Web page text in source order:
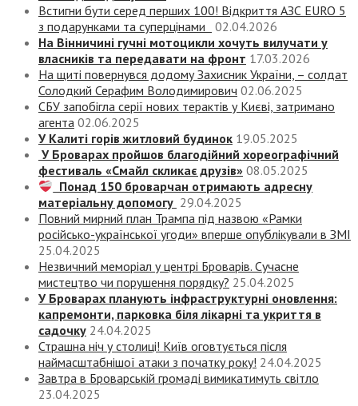
Встигни бути серед перших 100! Відкриття АЗС EURO 5
з подарунками та суперцінами
02.04.2026
На Вінничині гучні мотоцикли хочуть вилучати у
власників та передавати на фронт 17.03.2026
На щиті повернувся додому Захисник України, – солдат
Солодкий Серафим Володимирович 02.06.2025
СБУ запобігла серії нових терактів у Києві, затримано
агента 02.06.2025
У Калиті горів житловий будинок 19.05.2025
У Броварах пройшов благодійний хореографічний
фестиваль «Смайл скликає друзів» 08.05.2025
Понад 150 броварчан отримають адресну
матеріальну допомогу 29.04.2025
Повний мирний план Трампа під назвою «‎Рамки
російсько-української угоди» вперше опублікували в ЗМІ
25.04.2025
Незвичний меморіал у центрі Броварів. Сучасне
мистецтво чи порушення порядку? 25.04.2025
У Броварах планують інфраструктурні оновлення:
капремонти, парковка біля лікарні та укриття в
садочку 24.04.2025
Страшна ніч у столиці! Київ оговтується після
наймасштабнішої атаки з початку року! 24.04.2025
Завтра в Броварській громаді вимикатимуть світло
23.04.2025